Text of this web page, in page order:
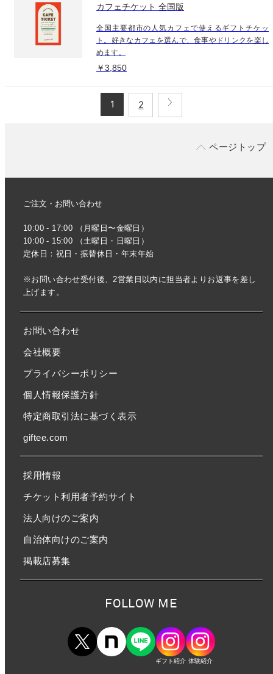
カフェチケット 全国版
全国主要都市の人気カフェで使えるギフトチケッ
ト。好きなカフェを選んで、食事やドリンクを楽し
めます。
￥3,850
1 2
ページトップ
ご注文・お問い合わせ
10:00 - 17:00 （月曜日〜金曜日）
10:00 - 15:00 （土曜日・日曜日）
定休日：祝日・振替休日・年末年始
※お問い合わせ受付後、2営業日以内に担当者よりお返事を差し
上げます。
お問い合わせ
会社概要
プライバシーポリシー
個人情報保護方針
特定商取引法に基づく表示
giftee.com
採用情報
チケット利用者予約サイト
法人向けのご案内
自治体向けのご案内
掲載店募集
FOLLOW ME
ギフト紹介 体験紹介